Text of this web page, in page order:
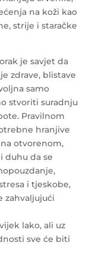
na koži kao
strije i staračke
je savjet da
zdrave, blistave
samo
stvoriti suradnju
Pravilnom
hranjive
otvorenom,
duhu da se
i tjeskobe,
zahvaljujući
lako, ali uz
sve će biti